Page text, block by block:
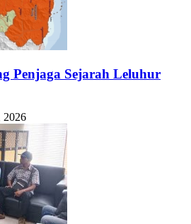
Penjaga Sejarah Leluhur
2026